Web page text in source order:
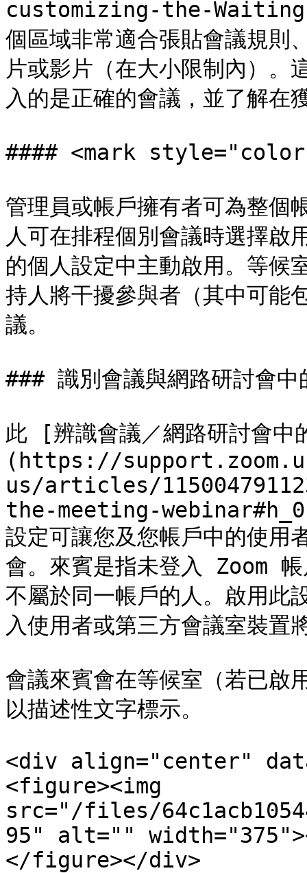
customizing-the-Waiting-
個區域非常適合張貼會議規則
片或影片（在大小限制內）。
入的是正確的會議，並了解在
#### <mark style="color:
管理員或帳戶擁有者可為整個
人可在排程個別會議時選擇
的個人設定中主動啟用。等候
持人將干擾參與者（其中可能
議。
### 識別會議與網路研討會中
此 [辨識會議／網路研討會中
(https://
us/articles/
the-meeting-
設定可讓您及您帳戶中的使用
會。來賓是指未登入 Zoom
不屬於同一帳戶的人。啟用此
入使用者或第三方會議室裝置
會議來賓會在等候室（若已啟
以描述性文字標示。
<div align="center"
<figure><img
src="/files/
95" alt=""
</figure></div>